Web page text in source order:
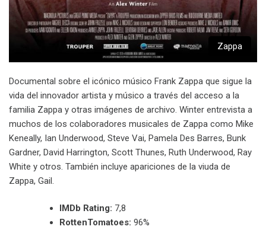
Zappa
Documental sobre el icónico músico Frank Zappa que sigue la
vida del innovador artista y músico a través del acceso a la
familia Zappa y otras imágenes de archivo. Winter entrevista a
muchos de los colaboradores musicales de Zappa como Mike
Keneally, Ian Underwood, Steve Vai, Pamela Des Barres, Bunk
Gardner, David Harrington, Scott Thunes, Ruth Underwood, Ray
White y otros. También incluye apariciones de la viuda de
Zappa, Gail.
IMDb Rating: 7,8
RottenTomatoes: 96%